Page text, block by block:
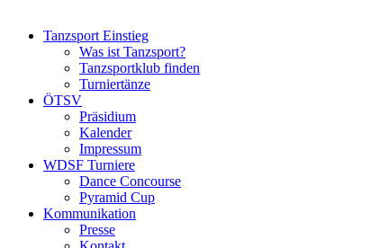
Tanzsport Einstieg
Was ist Tanzsport?
Tanzsportklub finden
Turniertänze
ÖTSV
Präsidium
Kalender
Impressum
WDSF Turniere
Dance Concourse
Pyramid Cup
Kommunikation
Presse